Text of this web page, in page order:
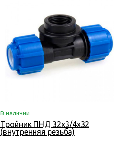
В наличии
Тройник ПНД 32х3/4х32
(внутренняя резьба)